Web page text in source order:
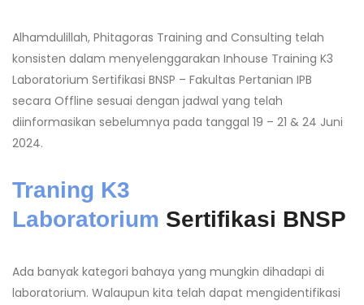
Alhamdulillah, Phitagoras Training and Consulting telah
konsisten dalam menyelenggarakan Inhouse Training K3
Laboratorium Sertifikasi BNSP – Fakultas Pertanian IPB
secara Offline sesuai dengan jadwal yang telah
diinformasikan sebelumnya pada tanggal 19 – 21 & 24 Juni
2024.
Traning K3
Laboratorium Sertifikasi BNSP
Ada banyak kategori bahaya yang mungkin dihadapi di
laboratorium. Walaupun kita telah dapat mengidentifikasi